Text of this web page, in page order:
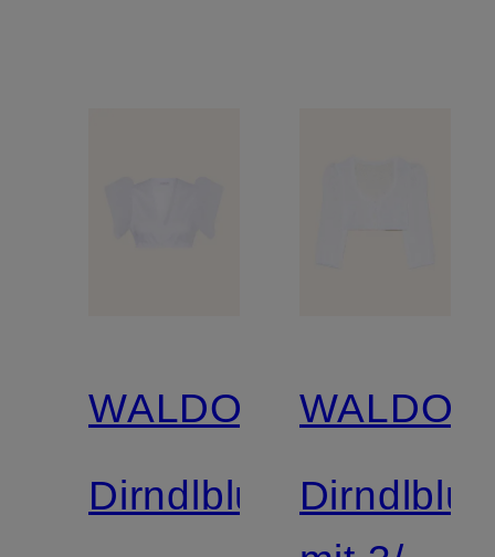
WALDORFF
Dirndlbluse